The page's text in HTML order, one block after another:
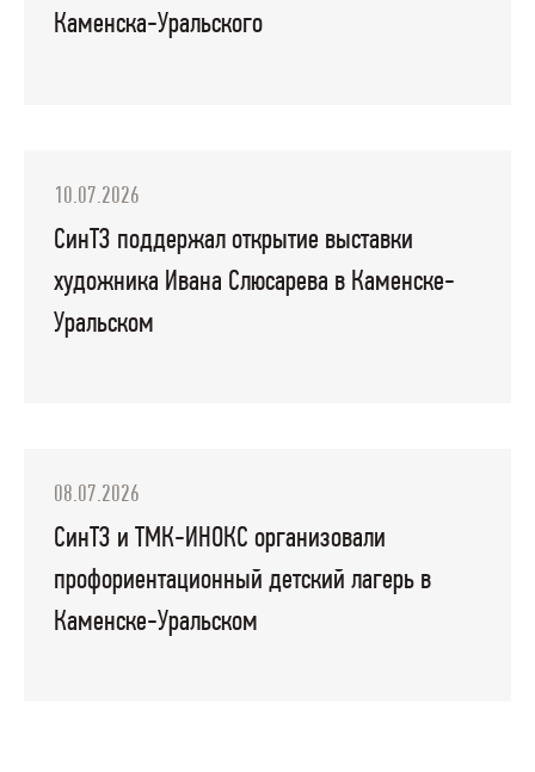
Каменска-Уральского
10.07.2026
СинТЗ поддержал открытие выставки
художника Ивана Слюсарева в Каменске-
Уральском
08.07.2026
СинТЗ и ТМК-ИНОКС организовали
профориентационный детский лагерь в
Каменске-Уральском